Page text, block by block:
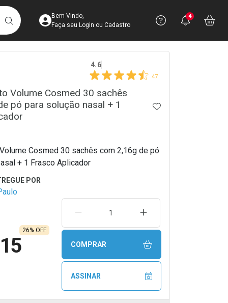
BUSCARAcesse sua Conta
Bem Vindo,
Faça seu Login ou Cadastro
Precisa
Ver Recursos
Você
4
4.6
47
Volume Cosmed 30 sachês
pó para solução nasal + 1
ADICIONAR AOS
Cosmed 30 sachês com 2,16g de pó
+ 1 Frasco Aplicador
26% OFF
REMOVER UMA UNIDADEAUMENTAR UMA
COMPRAR
ASSINAR